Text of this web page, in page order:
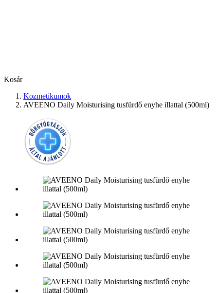
Kosár
Kozmetikumok
AVEENO Daily Moisturising tusfürdő enyhe illattal (500ml)